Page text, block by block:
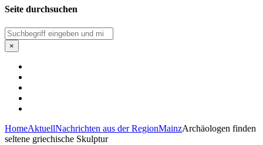
Seite durchsuchen
Suchen
×
HomeAktuellNachrichten aus der RegionMainzArchäologen finden
seltene griechische Skulptur